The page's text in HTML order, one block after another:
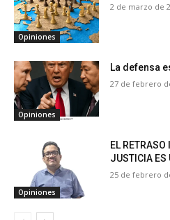
Opiniones
2 de marzo de
Opiniones
La defensa
27 de febrero
Opiniones
EL
JUSTICIA ES
25 de febrero